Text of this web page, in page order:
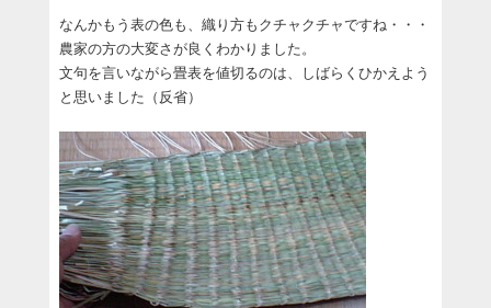
なんかもう表の色も、織り方もクチャクチャですね・・・
農家の方の大変さが良くわかりました。
文句を言いながら畳表を値切るのは、しばらくひかえよう
と思いました（反省）